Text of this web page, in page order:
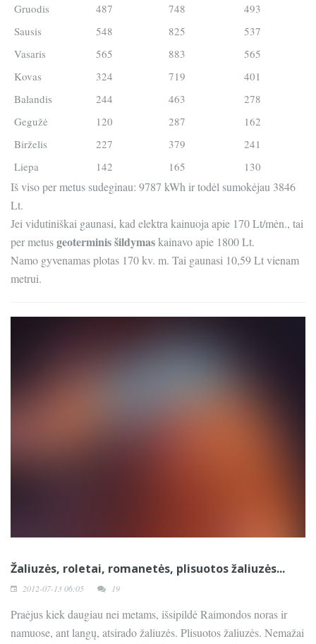
Gruodis
487 748
493
Sausis
548 825
537
Vasaris
565 883
565
Kovas
324 719
401
Balandis
244 463
278
Gegužė
120 287
162
Birželis
227 379
241
Liepa
142 165 130
Iš viso per metus sudeginau: 9787 kWh ir todėl sumokėjau 3846
Lt.
Jei vidutiniškai gaunasi, kad elektra kainuoja apie 170 Lt/mėn., tai
per metusgeoterminis šildymaskainavo apie 1800 Lt.
Namo gyvenamas plotas 170 kv. m. Tai gaunasi 10,59 Lt vienam
metrui.
Žaliuzės, roletai, romanetės, plisuotos žaliuzės...
2012-07-13 06:05 19
Praėjus kiek daugiau nei metams, išsipildė Raimondos noras ir
namuose, ant langų, atsirado žaliuzės. Plisuotos žaliuzės. Nemažai